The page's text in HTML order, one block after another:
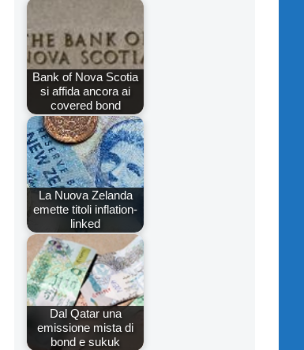
Bank of Nova Scotia
si affida ancora ai
covered bond
La Nuova Zelanda
emette titoli inflation-
linked
Dal Qatar una
emissione mista di
bond e sukuk